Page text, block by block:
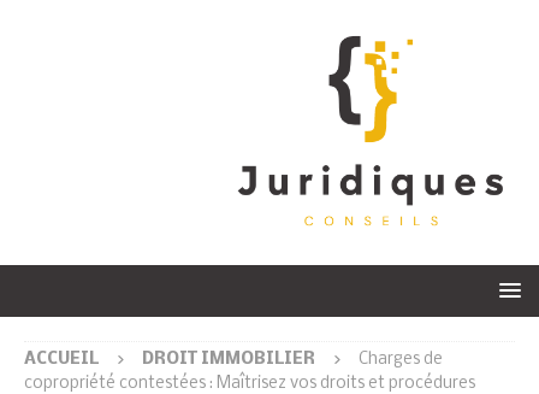
ACCUEIL DROIT IMMOBILIER
Charges de
copropriété contestées : Maîtrisez vos droits et procédures